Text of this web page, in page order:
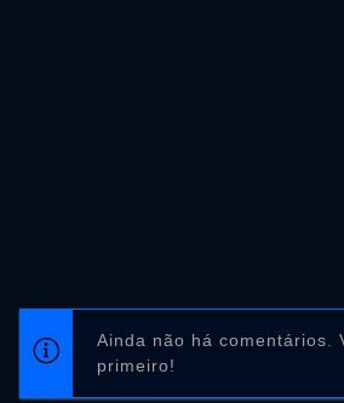
Ainda não há comentários.
primeiro!